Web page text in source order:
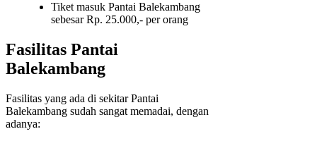
Tiket masuk Pantai Balekambang
sebesar Rp. 25.000,- per orang
Fasilitas Pantai
Balekambang
Fasilitas yang ada di sekitar Pantai
Balekambang sudah sangat memadai, dengan
adanya: